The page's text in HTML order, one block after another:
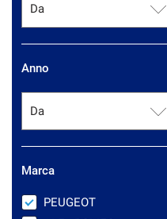
Anno
Marca
PEUGEOT
policy.
modificare
scelte
in
qualsiasi
momento.